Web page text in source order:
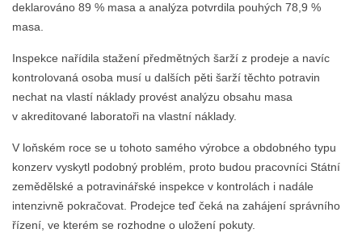
deklarováno 89 % masa a analýza potvrdila pouhých 78,9 %
masa.
Inspekce nařídila stažení předmětných šarží z prodeje a navíc
kontrolovaná osoba musí u dalších pěti šarží těchto potravin
nechat na vlastí náklady provést analýzu obsahu masa
v akreditované laboratoři na vlastní náklady.
V loňském roce se u tohoto samého výrobce a obdobného typu
konzerv vyskytl podobný problém, proto budou pracovníci Státní
zemědělské a potravinářské inspekce v kontrolách i nadále
intenzivně pokračovat. Prodejce teď čeká na zahájení správního
řízení, ve kterém se rozhodne o uložení pokuty.